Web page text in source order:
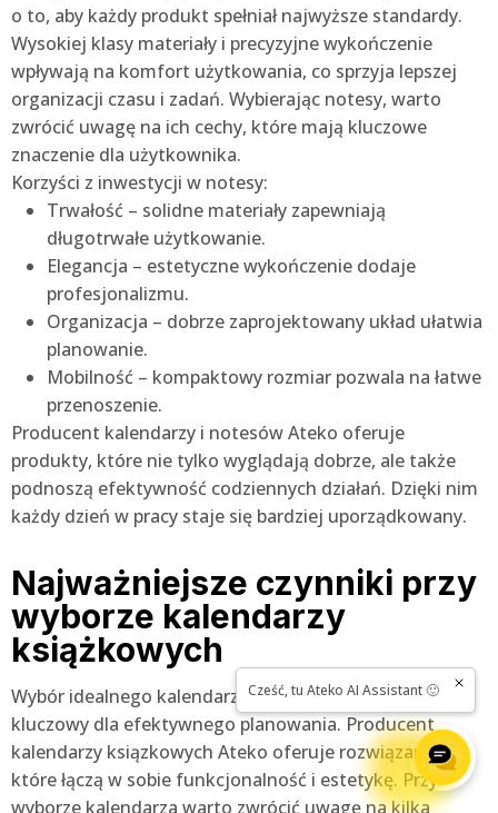
o to, aby każdy produkt spełniał najwyższe standardy.
Wysokiej klasy materiały i precyzyjne wykończenie
wpływają na komfort użytkowania, co sprzyja lepszej
organizacji czasu i zadań. Wybierając notesy, warto
zwrócić uwagę na ich cechy, które mają kluczowe
znaczenie dla użytkownika.
Korzyści z inwestycji w notesy:
Trwałość – solidne materiały zapewniają
długotrwałe użytkowanie.
Elegancja – estetyczne wykończenie dodaje
profesjonalizmu.
Organizacja – dobrze zaprojektowany układ ułatwia
planowanie.
Mobilność – kompaktowy rozmiar pozwala na łatwe
przenoszenie.
Producent kalendarzy i notesów Ateko oferuje
produkty, które nie tylko wyglądają dobrze, ale także
podnoszą efektywność codziennych działań. Dzięki nim
każdy dzień w pracy staje się bardziej uporządkowany.
Najważniejsze czynniki przy
wyborze kalendarzy
książkowych
Wybór idealnego kalendarza książkowego może być
kluczowy dla efektywnego planowania. Producent
kalendarzy ksiązkowych Ateko oferuje rozwiązania,
które łączą w sobie funkcjonalność i estetykę. Przy
wyborze kalendarza warto zwrócić uwagę na kilka